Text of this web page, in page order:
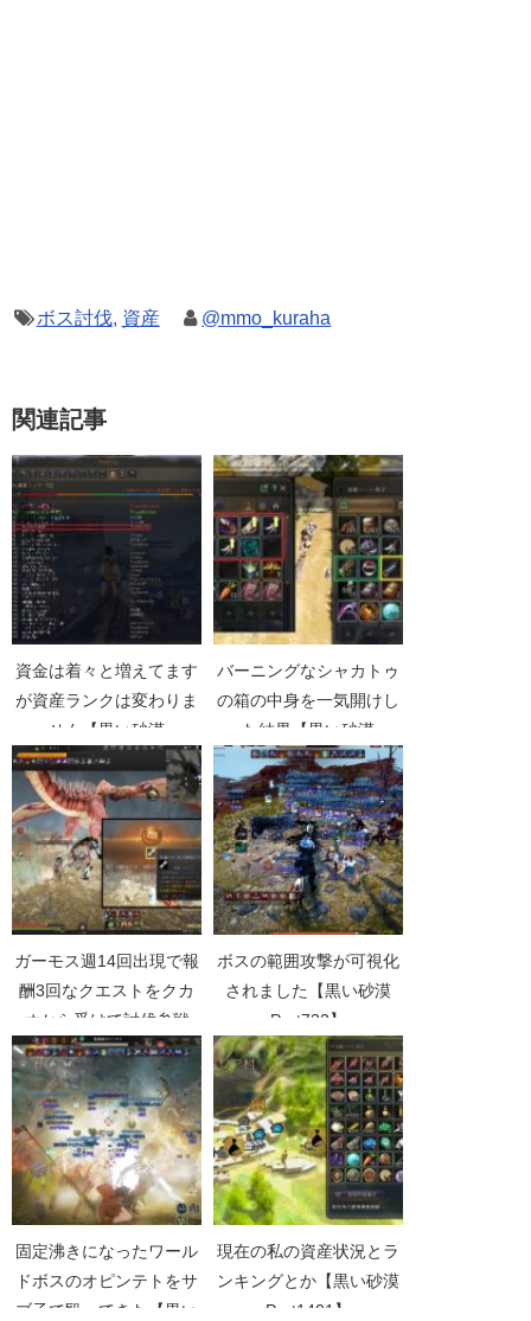
ボス討伐, 資産 @mmo_kuraha
関連記事
資金は着々と増えてます
が資産ランクは変わりま
せん【黒い砂漠
Part1178】
バーニングなシャカトゥ
の箱の中身を一気開けし
た結果【黒い砂漠
Part2050】
ガーモス週14回出現で報
酬3回なクエストをクカ
オから受けて討伐参戦
【黒い砂漠Part4400】
ボスの範囲攻撃が可視化
されました【黒い砂漠
Part732】
固定沸きになったワール
ドボスのオピンテトをサ
ブ子で殴ってきた【黒い
現在の私の資産状況とラ
ンキングとか【黒い砂漠
Part1401】